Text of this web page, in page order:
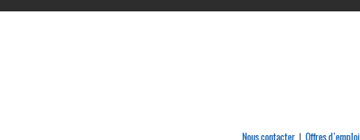
Nous contacter Offres d’emploi